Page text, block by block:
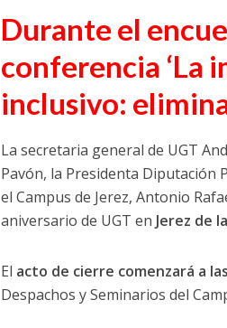
El Ayuntamiento de
Durante el
conferencia ‘La
inclusivo:
La secretaria general de UGT
Pavón, la Presidenta Diputación
el Campus de Jerez, Antonio
aniversario de UGT en Jerez de
El acto de cierre comenzará a
Despachos y Seminarios del